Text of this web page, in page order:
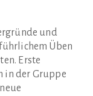
und
Üben
Erste
in der Gruppe